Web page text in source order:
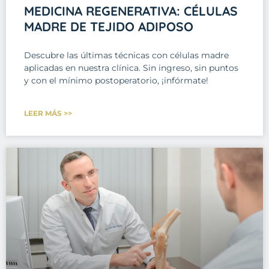
MEDICINA REGENERATIVA: CÉLULAS
MADRE DE TEJIDO ADIPOSO
Descubre las últimas técnicas con células madre
aplicadas en nuestra clínica. Sin ingreso, sin puntos
y con el mínimo postoperatorio, ¡infórmate!
LEER MÁS >>